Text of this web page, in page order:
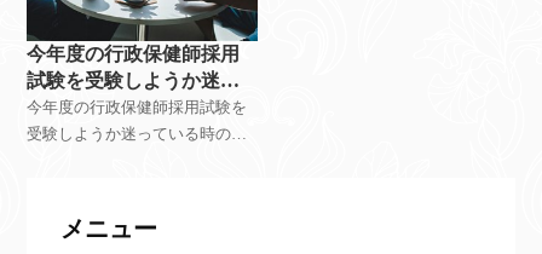
今年度の行政保健師採用
試験を受験しようか迷っ
ている時は！？
今年度の行政保健師採用試験を
受験しようか迷っている時の対
メニュー